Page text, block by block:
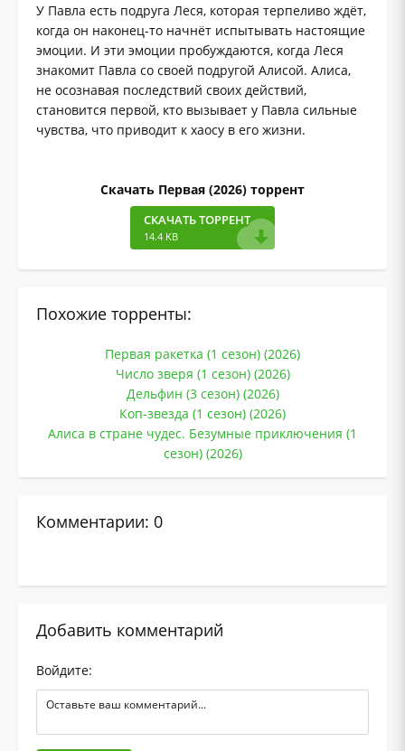
У Павла есть подруга Леся, которая терпеливо ждёт,
когда он наконец-то начнёт испытывать настоящие
эмоции. И эти эмоции пробуждаются, когда Леся
знакомит Павла со своей подругой Алисой. Алиса,
не осознавая последствий своих действий,
становится первой, кто вызывает у Павла сильные
чувства, что приводит к хаосу в его жизни.
Скачать Первая (2026) торрент
СКАЧАТЬ ТОРРЕНТ
14.4 KB
Похожие торренты:
Первая ракетка (1 сезон) (2026)
Число зверя (1 сезон) (2026)
Дельфин (3 сезон) (2026)
Коп-звезда (1 сезон) (2026)
Алиса в стране чудес. Безумные приключения (1
сезон) (2026)
Комментарии: 0
Добавить комментарий
Войдите: